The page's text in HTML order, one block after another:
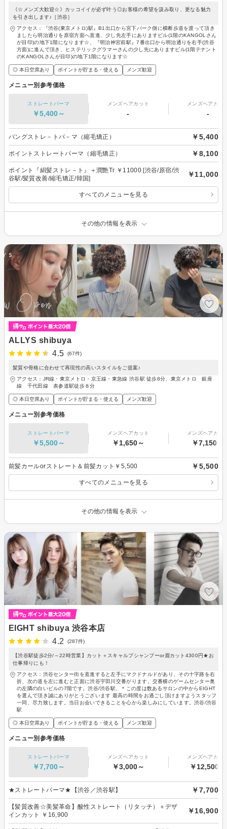
《☆メンズ大歓迎☆》カッコイイが必ず叶う◎お客様の希望を汲み取り、更なる魅力
を引き出します♪［渋谷］
アクセス：『渋谷(東京メトロ)駅』B1出口から宮下パーク側に横断歩道を渡って頂き
ましたら明治通りを原宿方面へ直進、少し先左手にありますビル(1階のKANGOLさん
が目印)の地下1階になります☆、『明治神宮前駅』7番出口から明治通りを右手(渋谷
方面)に進んで頂き、ヒステリックグラマーさんの少し先にありますビル(1階テナント
のKANGOLさんが目印)の地下1階になります☆
◎ 本日空席あり ポイントが貯まる・使える メンズ歓迎
メニュー別参考価格
ストレートパーマ
￥5,400～
メンズヘアカット
-
メンズヘアカラ
-
バングストレ－トパ－マ（縮毛矯正） ￥5,400
ポイントストレートパーマ（縮毛矯正） ￥8,100
ポイント『絹髪ストレ－ト』＋潤艶Tr ￥11000 [渋谷/原宿/渋
谷駅/髪質改善/縮毛矯正/韓国]
￥11,000
すべてのメニューを見る
その他の情報を表示
ALLYS shibuya
4.5
(67件)
髪質や骨格に合わせて再現性の高いスタイルをご提案♪
アクセス：JR線・東京メトロ・京王線・東急線 渋谷駅 徒歩8分、東京メトロ 銀座
線 千代田線 表参道駅徒歩８分
◎ 本日空席あり ポイントが貯まる・使える メンズ歓迎
メニュー別参考価格
ストレートパーマ
￥5,500～
メンズヘアカット
￥1,650～
メンズヘアカラ
￥7,150～
前髪カールorストレート＆前髪カット￥5,500 ￥5,500
すべてのメニューを見る
その他の情報を表示
EIGHT shibuya 渋谷本店
4.2
(287件)
【渋谷駅徒歩2分/～22時営業】カット＋スキャルプシャンプーor眉カット4300円★お
仕事帰りにも！
アクセス：渋谷センター街を直進すると左手にマクドナルドがあり、その十字路を右
折、次の道を左に進むと正面に渋谷宇田川交番がります。交番横のゲームセンター奥
の左隣の白いビルの7階です。渋谷/渋谷駅、＊この度は数あるサロンの中からEIGHT
を選んで頂き誠にありがとうございます 最高の時間をお過ごし頂けますようスタッフ
一同、尽力致します。当日お会いできることを心から楽しみにしています。渋谷/渋谷
駅
◎ 本日空席あり ポイントが貯まる・使える メンズ歓迎
メニュー別参考価格
ストレートパーマ
￥7,700～
メンズヘアカット
￥3,000～
メンズヘアカラ
￥12,500～
★ストレートパーマ★【渋谷／渋谷駅】 ￥7,700
【髪質改善☆美髪革命】酸性ストレート（リタッチ）＋デザ
インカット ￥16,900
￥16,900